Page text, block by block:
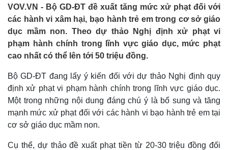
Việc làm
Biển đảo
VOV.VN - Bộ GD-ĐT đề xuất tăng mức xử phạt đối với
các hành vi xâm hại, bạo hành trẻ em trong cơ sở giáo
dục mầm non. Theo dự thảo Nghị định xử phạt vi
phạm hành chính trong lĩnh vực giáo dục, mức phạt
cao nhất có thể lên tới 50 triệu đồng.
Bộ GD-ĐT đang lấy ý kiến đối với dự thảo Nghị định quy
định xử phạt vi phạm hành chính trong lĩnh vực giáo dục.
Một trong những nội dung đáng chú ý là bổ sung và tăng
mạnh mức xử phạt đối với các hành vi bạo hành trẻ em tại
cơ sở giáo dục mầm non.
Cụ thể, dự thảo đề xuất phạt tiền từ 20-30 triệu đồng đối